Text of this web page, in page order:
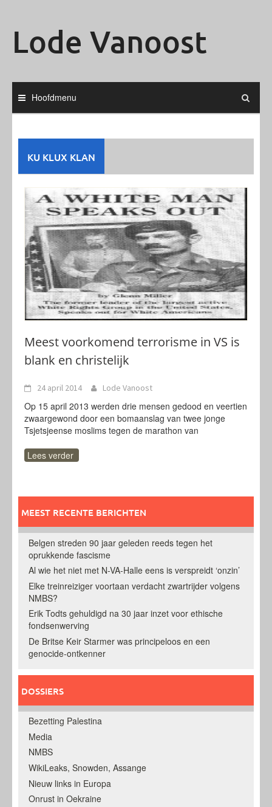
Lode Vanoost
Hoofdmenu
KU KLUX KLAN
Meest voorkomend terrorisme in VS is
blank en christelijk
24 april 2014 Lode Vanoost
Op 15 april 2013 werden drie mensen gedood en veertien
zwaargewond door een bomaanslag van twee jonge
Tsjetsjeense moslims tegen de marathon van
Lees verder
MEEST RECENTE BERICHTEN
Belgen streden 90 jaar geleden reeds tegen het
oprukkende fascisme
Al wie het niet met N-VA-Halle eens is verspreidt ‘onzin’
Elke treinreiziger voortaan verdacht zwartrijder volgens
NMBS?
Erik Todts gehuldigd na 30 jaar inzet voor ethische
fondsenwerving
De Britse Keir Starmer was principeloos en een
genocide-ontkenner
DOSSIERS
Bezetting Palestina
Media
NMBS
WikiLeaks, Snowden, Assange
Nieuw links in Europa
Onrust in Oekraine